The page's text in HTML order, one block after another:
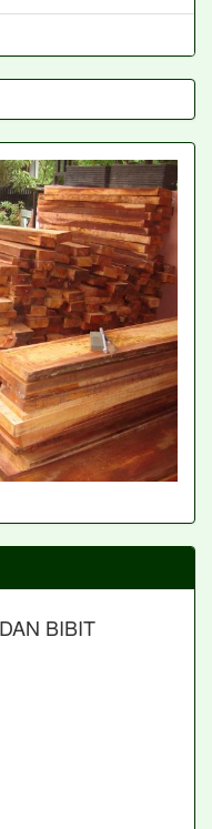
BIBIT